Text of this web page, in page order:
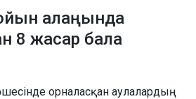
алаңында
8 жасар бала
орналасқан аулалардың